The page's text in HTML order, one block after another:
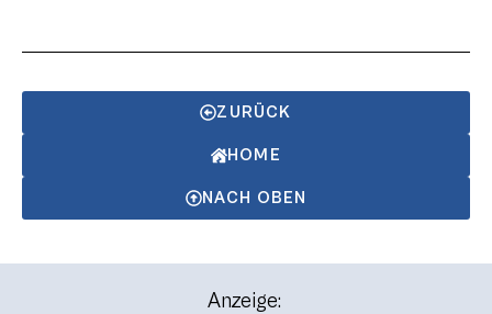
ZURÜCK
HOME
NACH OBEN
Anzeige: